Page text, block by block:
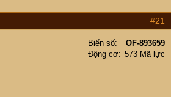
#21
Biển số
OF-893659
Động cơ
573 Mã lực